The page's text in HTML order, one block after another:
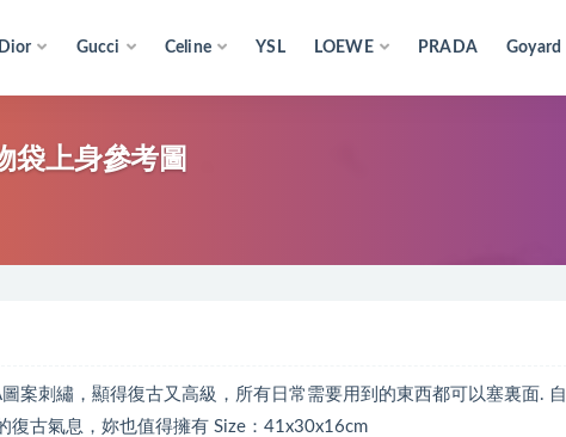
Dior Gucci Celine YSL LOEWE PRADA Goyard
袋上身參考圖
案刺繡，顯得復古又高級，所有日常需要用到的東西都可以塞裏面. 自
復古氣息，妳也值得擁有 Size：41x30x16cm